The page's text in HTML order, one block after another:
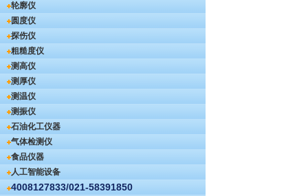
轮廓仪
圆度仪
探伤仪
粗糙度仪
测高仪
测厚仪
测温仪
测振仪
石油化工仪器
气体检测仪
食品仪器
人工智能设备
4008127833/021-58391850